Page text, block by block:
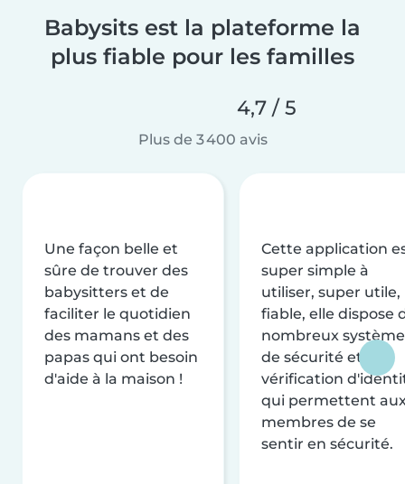
Babysits est la plateforme la
plus fiable pour les familles
4,7 / 5
Plus de 3 400 avis
Une façon belle et
sûre de trouver des
babysitters et de
faciliter le quotidien
des mamans et des
papas qui ont besoin
d'aide à la maison !
Cette application
super simple à
utiliser, super utile,
fiable, elle dispose
nombreux
de sécurité et de
vérification
qui permettent
membres de se
sentir en sécurité.